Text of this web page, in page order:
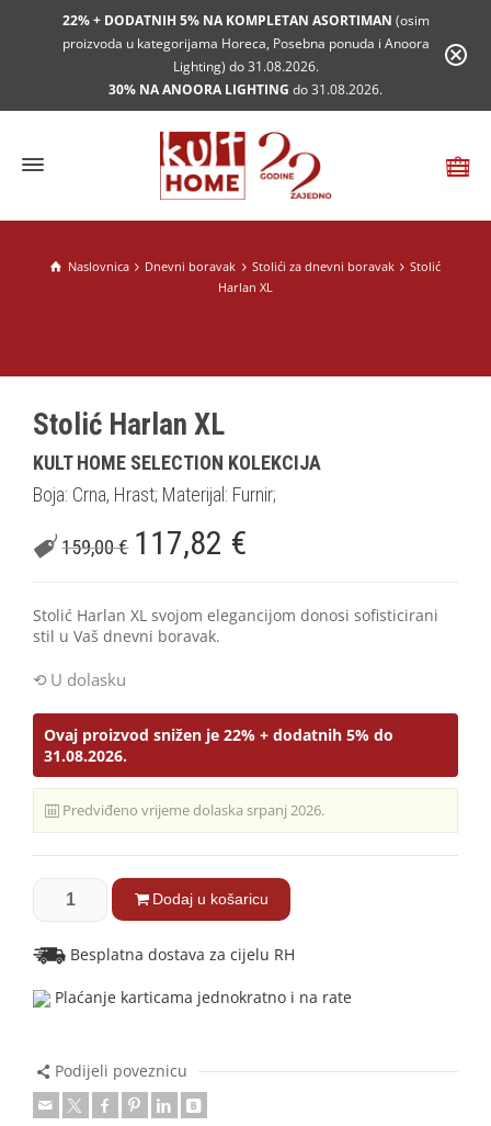
22% + DODATNIH 5% NA KOMPLETAN ASORTIMAN (osim
proizvoda u kategorijama Horeca, Posebna ponuda i Anoora
Lighting) do 31.08.2026.
30% NA ANOORA LIGHTING do 31.08.2026.
Naslovnica Dnevni boravak Stolići za dnevni boravak
Stolić
Harlan XL
Stolić Harlan XL
KULT HOME SELECTION KOLEKCIJA
Boja: Crna, Hrast; Materijal: Furnir;
159,00€ 117,82 €
Stolić Harlan XL svojom elegancijom donosi sofisticirani
stil u Vaš dnevni boravak.
U dolasku
Ovaj proizvod snižen je 22% + dodatnih 5% do
31.08.2026.
Predviđeno vrijeme dolaska srpanj 2026.
Dodaj u košaricu
Besplatna dostava za cijelu RH
Plaćanje karticama jednokratno i na rate
Podijeli poveznicu